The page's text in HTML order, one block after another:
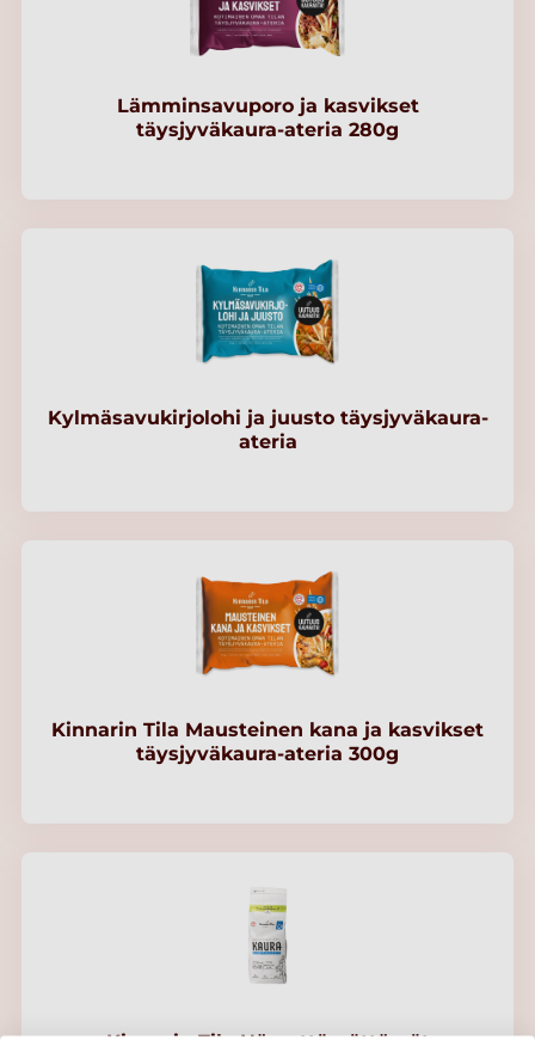
Lämminsavuporo ja kasvikset
täysjyväkaura-ateria 280g
Kylmäsavukirjolohi ja juusto täysjyväkaura-
ateria
Kinnarin Tila Mausteinen kana ja kasvikset
täysjyväkaura-ateria 300g